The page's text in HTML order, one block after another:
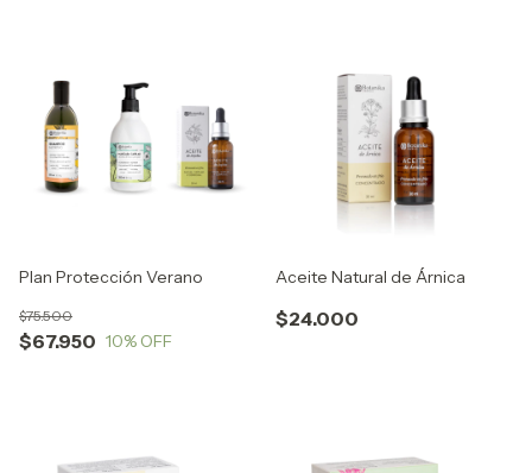
Plan Protección Verano
$67.950
$75.500
10% OFF
Aceite Natural de Árnica
$24.000